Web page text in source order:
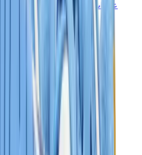
علامات أخرى
بوما
بايب
سالومون
ميزون ميهارا
هوكا
تيمبرلاند
بيركنستوك
أغ
View All
علامات أخرى